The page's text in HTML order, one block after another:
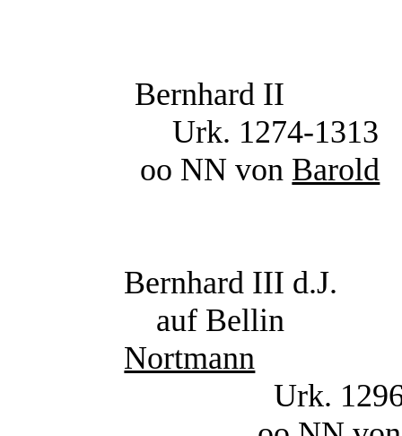
Bernhard II
Urk. 1274-1313
oo NN von Barold
Bernhard III d.J.
auf Bellin
Nortmann
Urk.